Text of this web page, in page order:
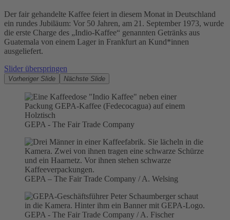
Der fair gehandelte Kaffee feiert in diesem Monat in Deutschland
ein rundes Jubiläum: Vor 50 Jahren, am 21. September 1973, wurde
die erste Charge des „Indio-Kaffee“ genannten Getränks aus
Guatemala von einem Lager in Frankfurt an Kund*innen
ausgeliefert.
Slider überspringen
Vorheriger Slide Nächste Slide
GEPA - The Fair Trade Company
GEPA – The Fair Trade Company / A. Welsing
GEPA - The Fair Trade Company / A. Fischer